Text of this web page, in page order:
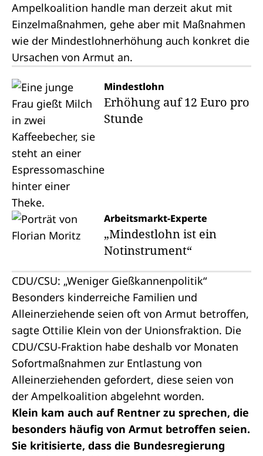
Ampelkoalition handle man derzeit akut mit
Einzelmaßnahmen, gehe aber mit Maßnahmen
wie der Mindestlohnerhöhung auch konkret die
Ursachen von Armut an.
Mindestlohn
Erhöhung auf 12 Euro pro
Stunde
Arbeitsmarkt-Experte
„Mindestlohn ist ein
Notinstrument“
CDU/CSU: „Weniger Gießkannenpolitik“
Besonders kinderreiche Familien und
Alleinerziehende seien oft von Armut betroffen,
sagte Ottilie Klein von der Unionsfraktion. Die
CDU/CSU-Fraktion habe deshalb vor Monaten
Sofortmaßnahmen zur Entlastung von
Alleinerziehenden gefordert, diese seien von
der Ampelkoalition abgelehnt worden.
Klein kam auch auf Rentner zu sprechen, die
besonders häufig von Armut betroffen seien.
Sie kritisierte, dass die Bundesregierung